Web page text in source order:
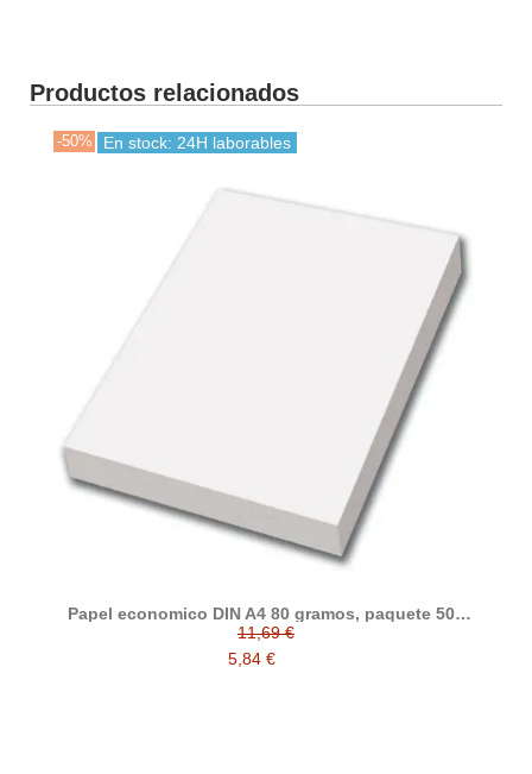
Productos relacionados
-50% En stock: 24H laborables
Papel economico DIN A4 80 gramos, paquete 500
folios
11,69 €
5,84 €